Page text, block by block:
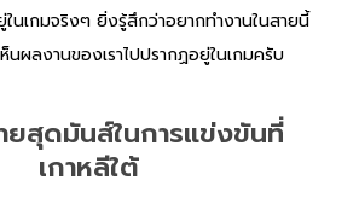
นเกมจริงๆ ยิ่งรู้สึกว่าอยากทำงานในสายนี้
นผลงานของเราไปปรากฏอยู่ในเกมครับ
ยสุดมันส์ในการแข่งขันที่
เกาหลีใต้